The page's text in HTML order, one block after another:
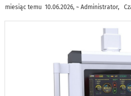
miesiąc temu 10.06.2026, ~ Administrator,